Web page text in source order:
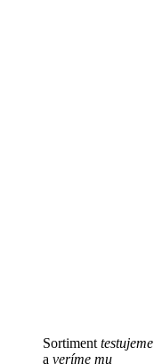
Sortimenttestujeme
a veríme mu